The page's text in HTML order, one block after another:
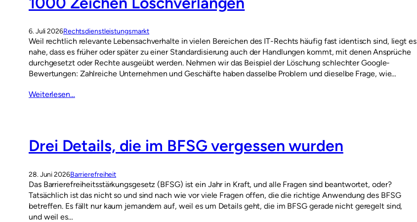
6. Juli 2026Rechtsdienstleistungsmarkt
Weil rechtlich relevante Lebensachverhalte in vielen Bereichen des IT-Rechts häufig fast identisch sind, liegt es
nahe, dass es früher oder später zu einer Standardisierung auch der Handlungen kommt, mit denen Ansprüche
durchgesetzt oder Rechte ausgeübt werden. Nehmen wir das Beispiel der Löschung schlechter Google-
Bewertungen: Zahlreiche Unternehmen und Geschäfte haben dasselbe Problem und dieselbe Frage, wie…
Weiterlesen…
Drei Details, die im BFSG vergessen wurden
28. Juni 2026Barrierefreiheit
Das Barrierefreiheitsstärkungsgesetz (BFSG) ist ein Jahr in Kraft, und alle Fragen sind beantwortet, oder?
Tatsächlich ist das nicht so und sind nach wie vor viele Fragen offen, die die richtige Anwendung des BFSG
betreffen. Es fällt nur kaum jemandem auf, weil es um Details geht, die im BFSG gerade nicht geregelt sind,
und weil es…